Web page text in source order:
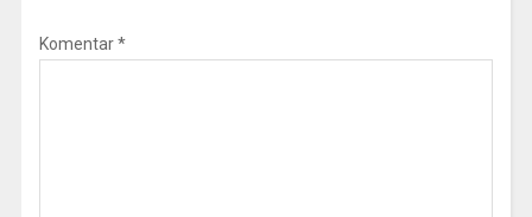
Komentar*